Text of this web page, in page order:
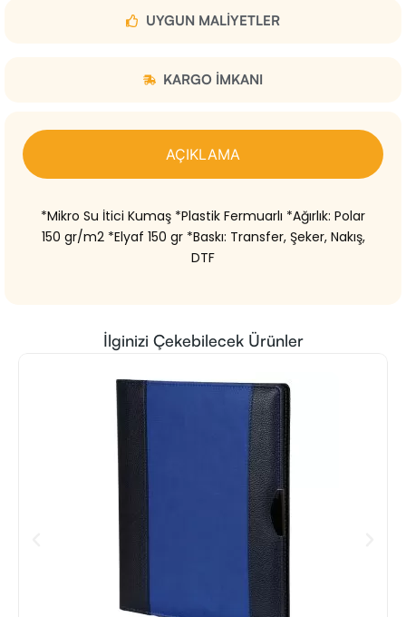
UYGUN MALIYETLER
KARGO IMKANI
AÇIKLAMA
*Mikro Su İtici Kumaş *Plastik Fermuarlı *Ağırlık: Polar
150 gr/m2 *Elyaf 150 gr *Baskı: Transfer, Şeker, Nakış,
DTF
İlginizi Çekebilecek Ürünler